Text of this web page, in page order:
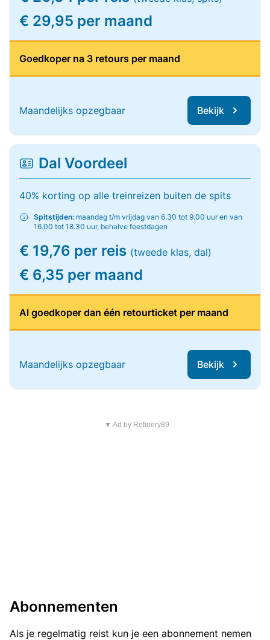
€ 29,95 per maand
Goedkoper na 3 retours per maand
Maandelijks opzegbaar Bekijk
Dal Voordeel
40% korting op alle treinreizen buiten de spits
Spitstijden: maandag t/m vrijdag van 6.30 tot 9.00 uur en van
16.00 tot 18.30 uur, behalve feestdagen
€ 19,76 per reis (tweede klas, dal)
€ 6,35 per maand
Al goedkoper dan één retourticket per maand
Maandelijks opzegbaar Bekijk
▼ Ad by Refinery89
Abonnementen
Als je regelmatig reist kun je een abonnement nemen